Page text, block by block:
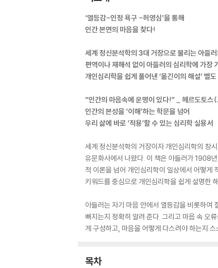
‘열등감-인정 욕구 -허영심’을 통해
인간 본연의 마음을 찾다!
세계 정신분석학의 3대 거장으로 불리는 아
편역이나 재해석 없이 아들러의 심리학에 가장
개인심리학을 쉽게 풀어낸 ‘옮긴이의 해설’ 별
“인간의 마음속에 운명이 있다!” _ 헤르도토스
인간의 본성을 ‘이해’하는 학문을 넘어
우리 삶에 바로 ‘적용’할 수 있는 심리학 실용서
세계 정신분석학의 거장이자 개인심리학의 창
유문화사에서 나왔다. 이 책은 아들러가 1908
적 이론을 넘어 개인심리학이 일상에서 어떻게
키워드를 중심으로 개인심리학을 쉽게 설명한
아들러는 자기 마음 안에서 열등감을 비롯하여
빠지는지 정확히 알려 준다. 그리고 마음 속 오
게 구성하고, 마음을 어떻게 다스려야 하는지
목차